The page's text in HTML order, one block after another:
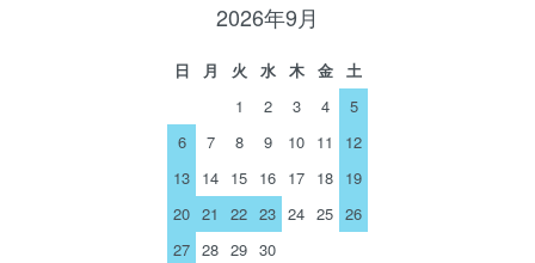
2026年9月
日 月 火 水 木 金
土
1
2 3 4
5
6
7 8 9 10 11
12
13 14 15 16 17 18 19
20 21 22 23 24 25 26
27 28 29 30